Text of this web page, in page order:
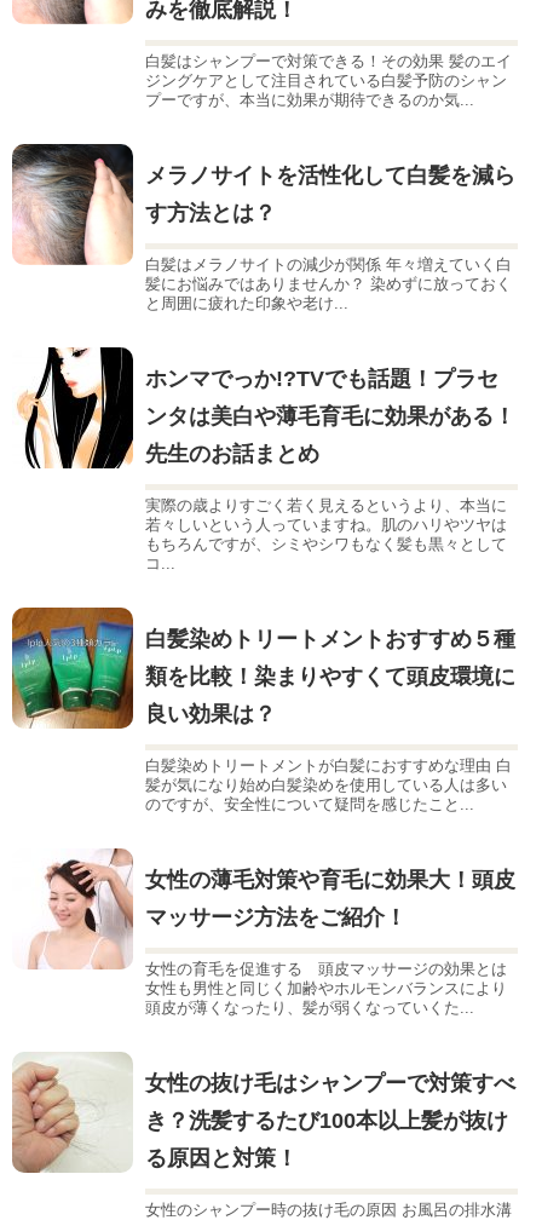
みを徹底解説！
白髪はシャンプーで対策できる！その効果 髪のエイ
ジングケアとして注目されている白髪予防のシャン
プーですが、本当に効果が期待できるのか気...
メラノサイトを活性化して白髪を減ら
す方法とは？
白髪はメラノサイトの減少が関係 年々増えていく白
髪にお悩みではありませんか？ 染めずに放っておく
と周囲に疲れた印象や老け...
ホンマでっか!?TVでも話題！プラセ
ンタは美白や薄毛育毛に効果がある！
先生のお話まとめ
実際の歳よりすごく若く見えるというより、本当に
若々しいという人っていますね。肌のハリやツヤは
もちろんですが、シミやシワもなく髪も黒々として
コ...
白髪染めトリートメントおすすめ５種
類を比較！染まりやすくて頭皮環境に
良い効果は？
白髪染めトリートメントが白髪におすすめな理由 白
髪が気になり始め白髪染めを使用している人は多い
のですが、安全性について疑問を感じたこと...
女性の薄毛対策や育毛に効果大！頭皮
マッサージ方法をご紹介！
女性の育毛を促進する 頭皮マッサージの効果とは
女性も男性と同じく加齢やホルモンバランスにより
頭皮が薄くなったり、髪が弱くなっていくた...
女性の抜け毛はシャンプーで対策すべ
き？洗髪するたび100本以上髪が抜け
る原因と対策！
女性のシャンプー時の抜け毛の原因 お風呂の排水溝